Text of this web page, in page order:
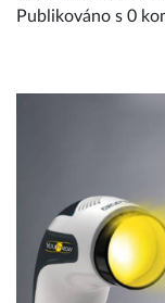
Publikováno s 0